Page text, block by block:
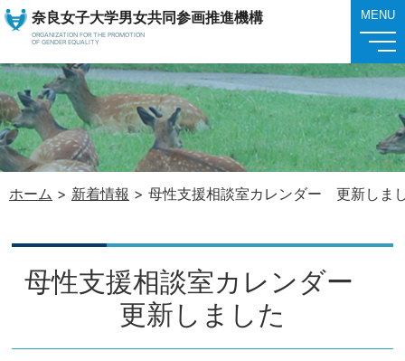
奈良女子大学男女共同参画推進機構
ORGANIZATION FOR THE PROMOTION
OF GENDER EQUALITY
MENU
ホーム > 新着情報 > 母性支援相談室カレンダー 更新しま
母性支援相談室カレンダー
更新しました